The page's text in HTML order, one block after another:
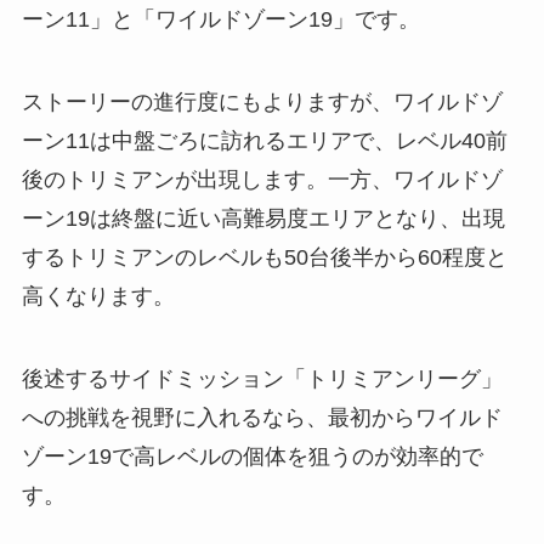
ーン11」と「ワイルドゾーン19」です。
ストーリーの進行度にもよりますが、ワイルドゾ
ーン11は中盤ごろに訪れるエリアで、レベル40前
後のトリミアンが出現します。一方、ワイルドゾ
ーン19は終盤に近い高難易度エリアとなり、出現
するトリミアンのレベルも50台後半から60程度と
高くなります。
後述するサイドミッション「トリミアンリーグ」
への挑戦を視野に入れるなら、最初からワイルド
ゾーン19で高レベルの個体を狙うのが効率的で
す。